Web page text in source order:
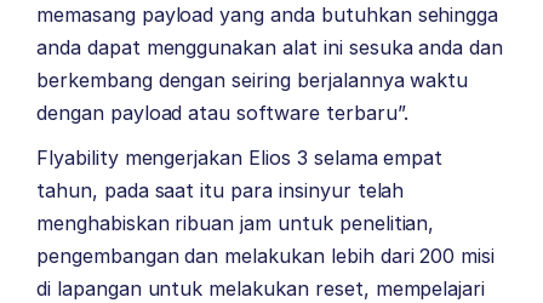
memasang payload yang anda butuhkan sehingga
anda dapat menggunakan alat ini sesuka anda dan
berkembang dengan seiring berjalannya waktu
dengan payload atau software terbaru”.
Flyability mengerjakan Elios 3 selama empat
tahun, pada saat itu para insinyur telah
menghabiskan ribuan jam untuk penelitian,
pengembangan dan melakukan lebih dari 200 misi
di lapangan untuk melakukan reset, mempelajari